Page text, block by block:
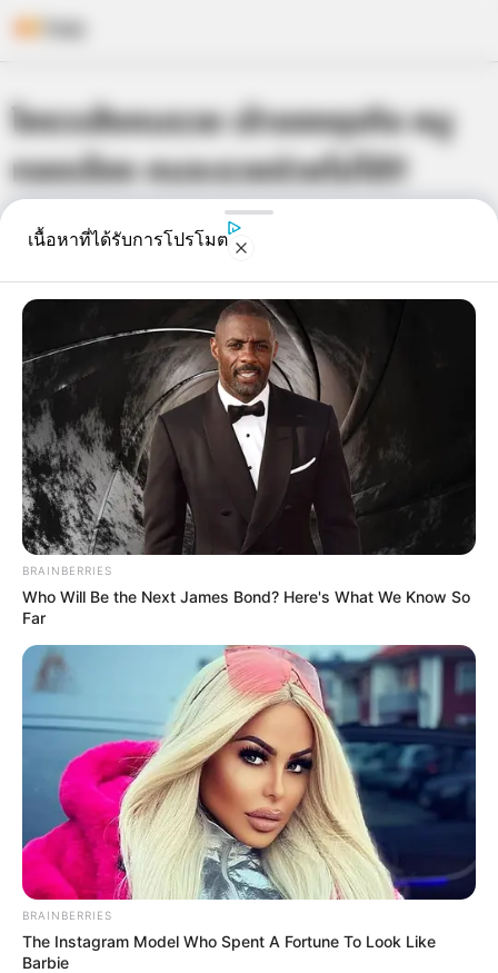
content
โหงวเฮ้งคนรวย เจ้าของธุรกิจ หมู
ทอดเจ๊จง คนจะรวยช่วยไม่ได้!!
เจ้าหมอดู 24 มี.ค. 2015
แชร์
โหงวเฮ้งคนรวย เจ๊จง
เจ้าของไฝเรียกทรัพย์ ราศีเถ้าแก่
ว่าด้วย เรื่องของโหงวเฮ้งคนรวย แม่หมอพูดอยู่เสมอ
เรื่องนี้ ว่าเป็นศาสตร์ที่มีมานานตั้งแต่อดีต คนจะรวย
หน้าตา ลักษณะต่างๆบนใบหน้า สามารถบอกได้หมดว่าคุณ
เป็นคนยังไง เรื่องของบุญวาสนาก็เป็นส่วนสำคัญ บางคน
เกิดมาบนกองเงินกองทอง สุขสบายได้ตลอดทั้งชีวิต แต่
บั้นปลายกลับต้องมาตกระกำลำบาก หรือในทางตรงข้าม
กัน บางคนเกิดมาพร้อมกับคำว่าจนที่ติดตัวมา แต่ด้วย
ความขยัน อดทน และรู้จักใช้โอกาสที่มีอยู่ได้อย่างคุ้มค่าที่
สุด ก็สามารถรวยเป็นมหาเศรษฐีได้
เนื้อหาที่ได้รับการโปรโมต
BRAINBERRIES
Who Will Be the Next James Bond? Here's What We Know So
Far
BRAINBERRIES
The Instagram Model Who Spent A Fortune To Look Like
Barbie